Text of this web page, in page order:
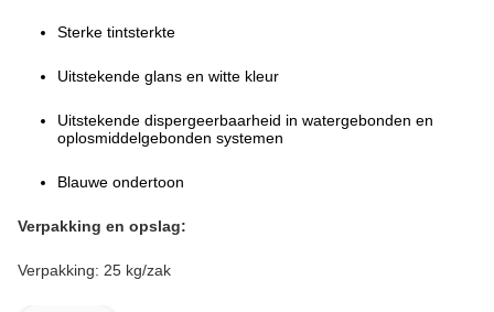
Sterke tintsterkte
Uitstekende glans en witte kleur
Uitstekende dispergeerbaarheid in watergebonden en
oplosmiddelgebonden systemen
Blauwe ondertoon
Verpakking en opslag:
Verpakking: 25 kg/zak